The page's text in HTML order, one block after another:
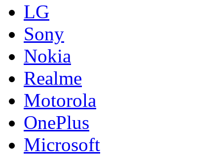
LG
Sony
Nokia
Realme
Motorola
OnePlus
Microsoft